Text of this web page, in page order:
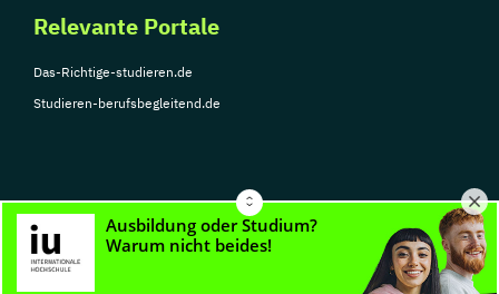
Relevante Portale
Das-Richtige-studieren.de
Studieren-berufsbegleitend.de
© Copyright 2026, TarGroup Media GmbH
Nutzungsbedingungen